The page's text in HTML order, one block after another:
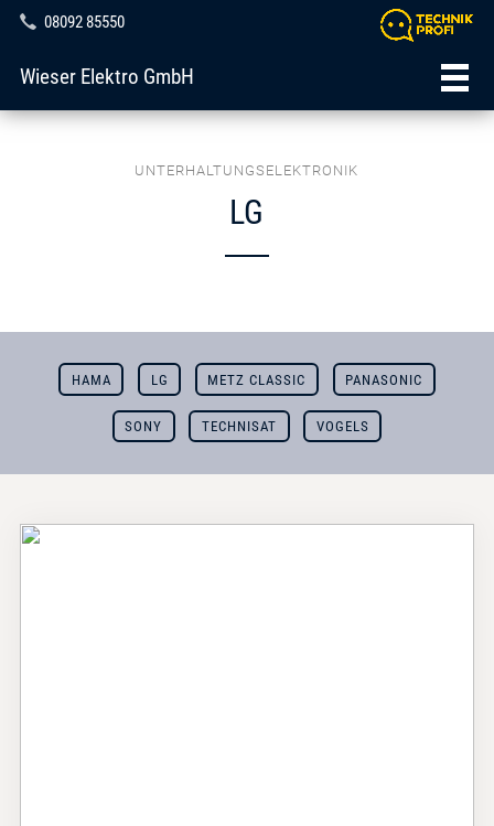
08092 85550
Wieser Elektro GmbH
UNTERHALTUNGSELEKTRONIK
LG
HAMA LG METZ CLASSIC PANASONIC
SONY TECHNISAT VOGELS